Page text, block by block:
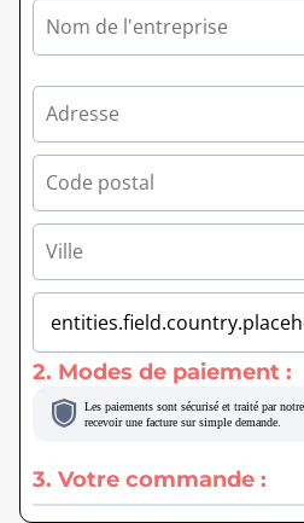
2. Modes de paiement :
Les paiements sont sécurisé et traité par
recevoir une facture sur simple demande.
3. Votre commande :